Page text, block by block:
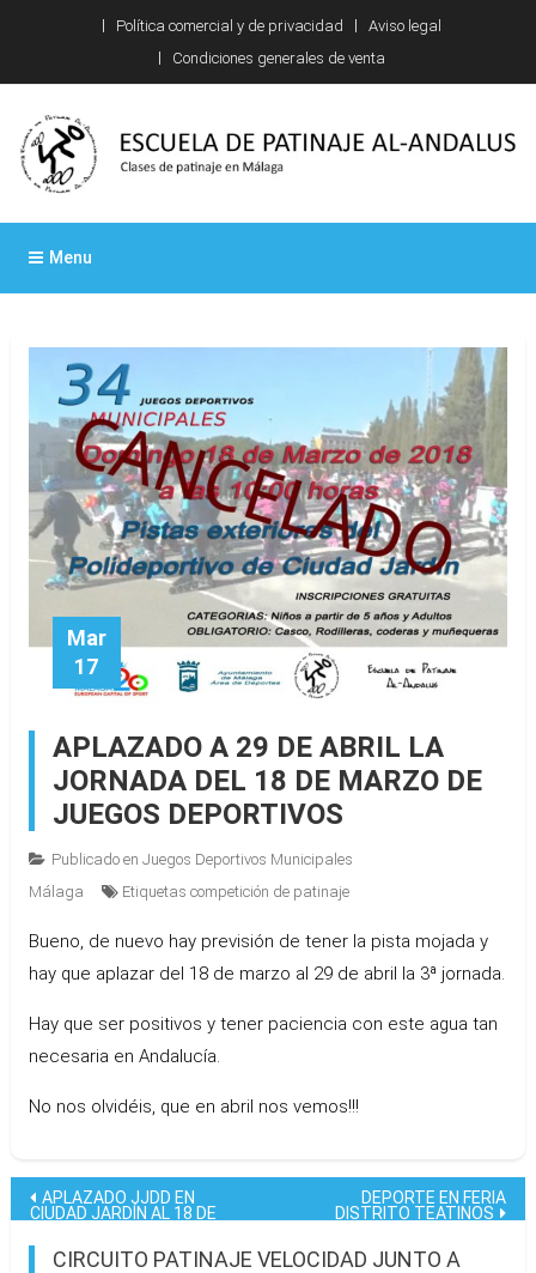
content
Política comercial y de privacidad
Aviso legal
Condiciones generales de venta
Escuela de patinaje Al-
Menu
Mar
17
APLAZADO A 29 DE ABRIL LA
JORNADA DEL 18 DE MARZO DE
JUEGOS DEPORTIVOS
Publicado en Juegos Deportivos Municipales
Málaga
Etiquetas competición de patinaje
Bueno, de nuevo hay previsión de tener la pista mojada y
hay que aplazar del 18 de marzo al 29 de abril la 3ª jornada.
Hay que ser positivos y tener paciencia con este agua tan
necesaria en Andalucía.
No nos olvidéis, que en abril nos vemos!!!
Navegación
de
APLAZADO JJDD EN
CIUDAD JARDÍN AL 18 DE
DEPORTE EN FERIA
DISTRITO TEATINOS
CIRCUITO PATINAJE VELOCIDAD JUNTO A